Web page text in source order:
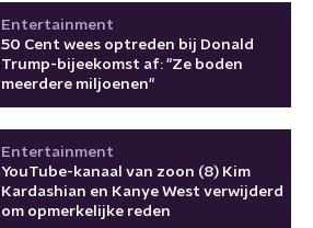
Entertainment
50 Cent wees optreden bij Donald
Trump-bijeekomst af: "Ze boden
meerdere miljoenen"
Entertainment
YouTube-kanaal van zoon (8) Kim
Kardashian en Kanye West verwijderd
om opmerkelijke reden